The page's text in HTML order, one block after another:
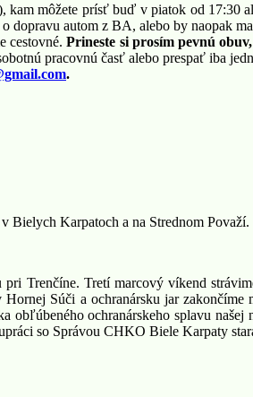
kam môžete prísť buď v piatok od 17:30
dopravu autom z BA, alebo by naopak
cestovné.Prineste si prosím pevnú
pracovnú časť alebo prespať iba
.
Bielych Karpatoch a na Strednom Považí.
Trenčíne. Tretí marcový víkend
Súči a ochranársku jar
ochranárskeho splavu
so Správou CHKO Biele Karpaty